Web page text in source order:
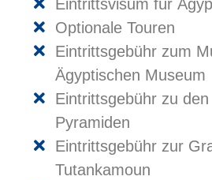
Eintrittsvisum für
Optionale Touren
Eintrittsgebühr zum
Ägyptischen Museum
Eintrittsgebühr zu
Pyramiden
Eintrittsgebühr zur
Tutankamoun